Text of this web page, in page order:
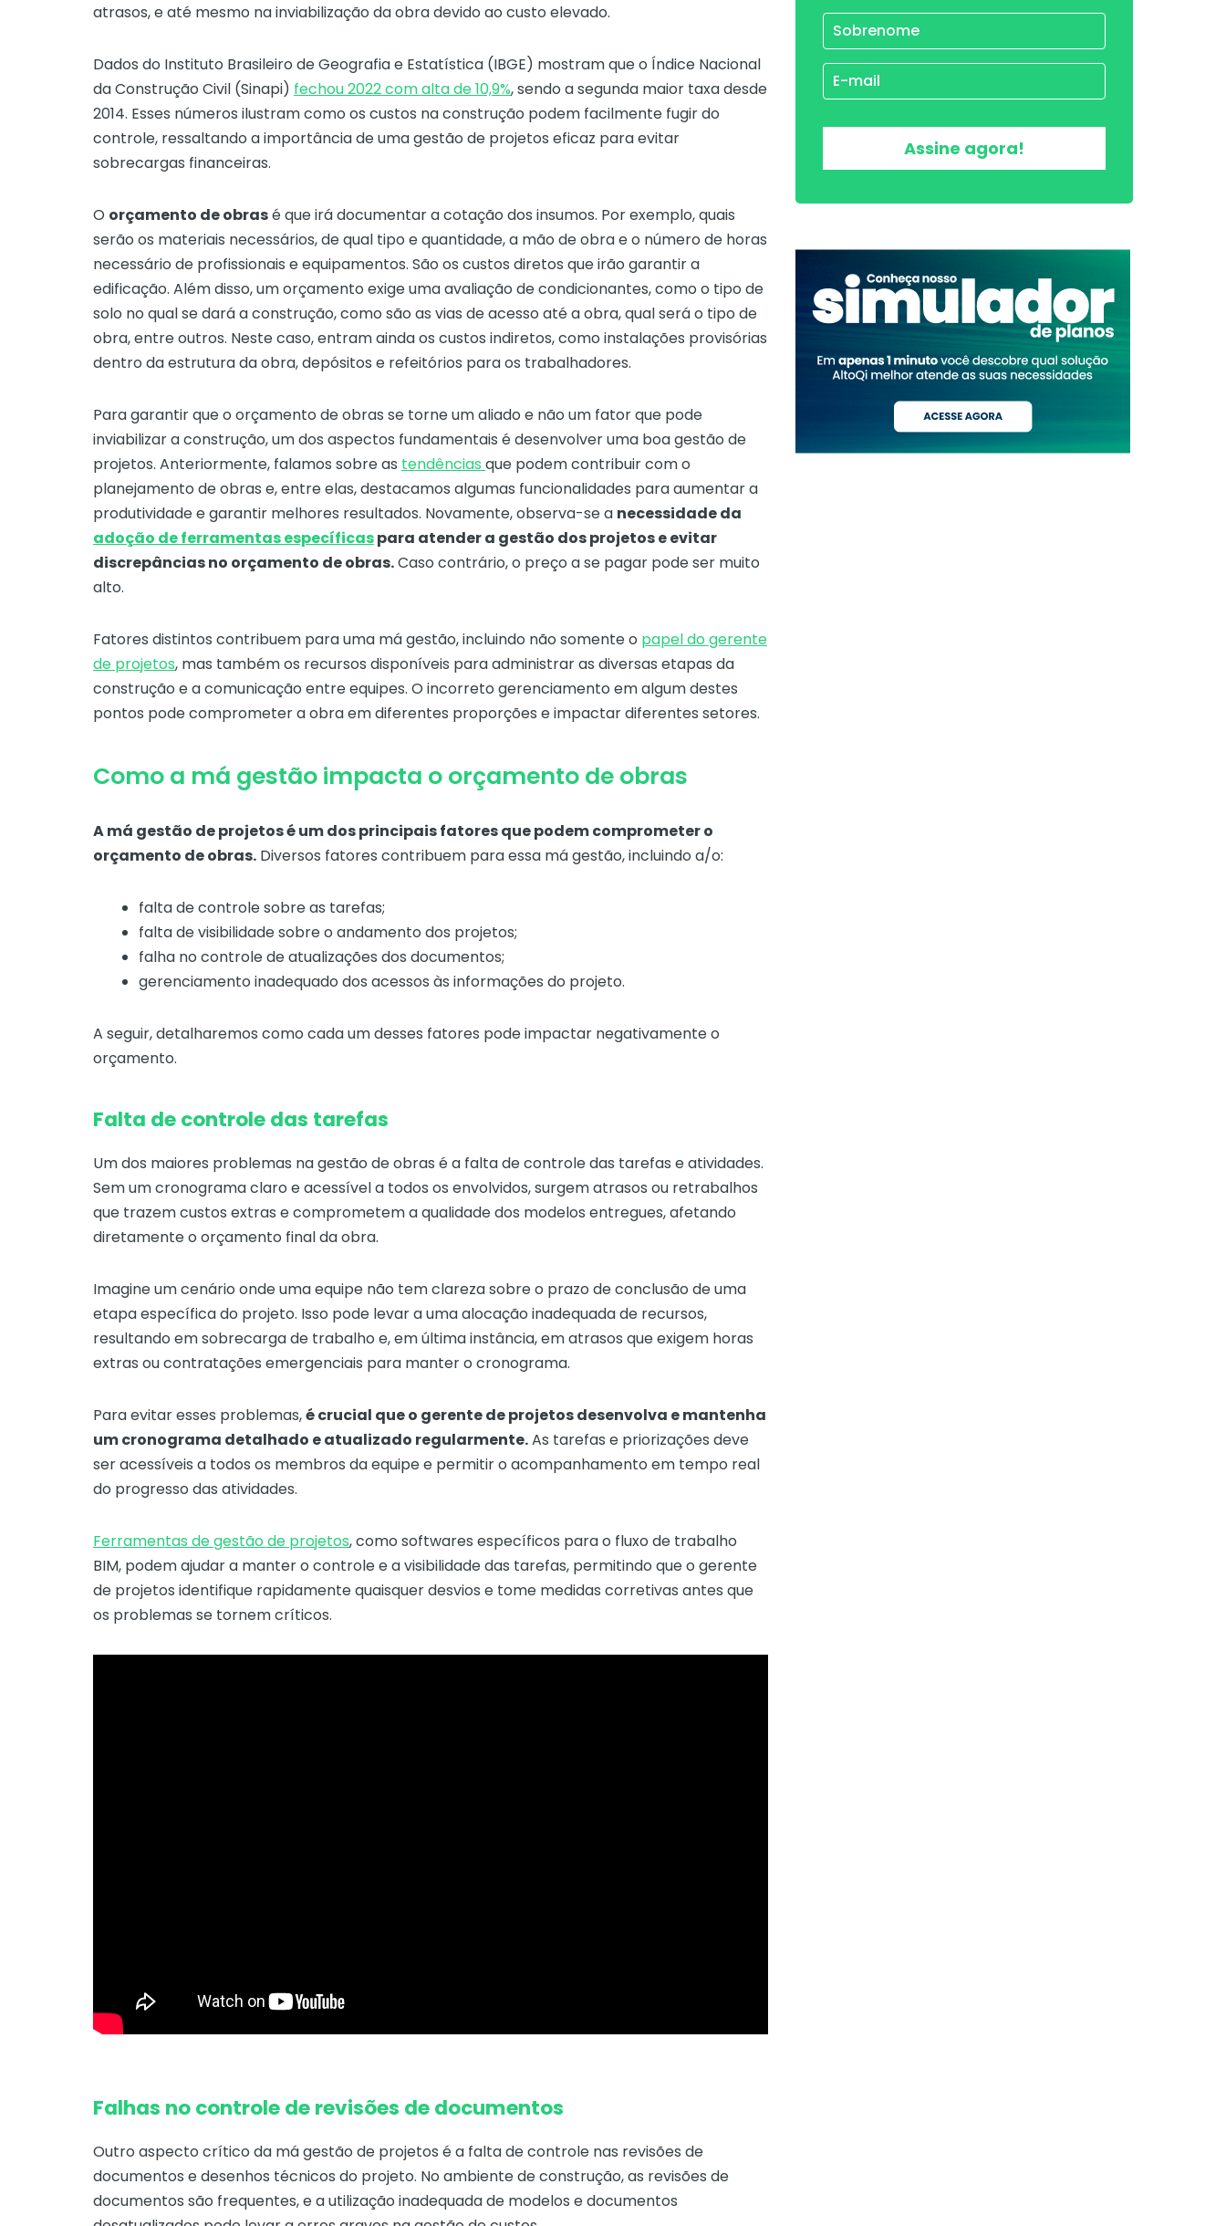
atrasos, e até mesmo na inviabilização da obra devido ao custo elevado.
Dados do Instituto Brasileiro de Geografia e Estatística (IBGE) mostram que o Índice Nacional
da Construção Civil (Sinapi) fechou 2022 com alta de 10,9%, sendo a segunda maior taxa desde
2014. Esses números ilustram como os custos na construção podem facilmente fugir do
controle, ressaltando a importância de uma gestão de projetos eficaz para evitar
sobrecargas financeiras.
O orçamento de obrasé que irá documentar a cotação dos insumos. Por exemplo, quais
serão os materiais necessários, de qual tipo e quantidade, a mão de obra e o número de horas
necessário de profissionais e equipamentos. São os custos diretos que irão garantir a
edificação. Além disso, um orçamento exige uma avaliação de condicionantes, como o tipo de
solo no qual se dará a construção, como são as vias de acesso até a obra, qual será o tipo de
obra, entre outros. Neste caso, entram ainda os custos indiretos, como instalações provisórias
dentro da estrutura da obra, depósitos e refeitórios para os trabalhadores.
Para garantir que o orçamento de obras se torne um aliado e não um fator que pode
inviabilizar a construção, um dos aspectos fundamentais é desenvolver uma boa gestão de
projetos. Anteriormente, falamos sobre as tendências que podem contribuir com o
planejamento de obras e, entre elas, destacamos algumas funcionalidades para aumentar a
produtividade e garantir melhores resultados. Novamente, observa-se a necessidade da
adoção de ferramentas específicaspara atender a gestão dos projetos e evitar
discrepâncias no orçamento de obras.Caso contrário, o preço a se pagar pode ser muito
alto.
Fatores distintos contribuem para uma má gestão, incluindo não somente o papel do gerente
de projetos, mas também os recursos disponíveis para administrar as diversas etapas da
construção e a comunicação entre equipes. O incorreto gerenciamento em algum destes
pontos pode comprometer a obra em diferentes proporções e impactar diferentes setores.
Como a má gestão impacta o orçamento de obras
A má gestão de projetos é um dos principais fatores que podem comprometer o
orçamento de obras. Diversos fatores contribuem para essa má gestão, incluindo a/o:
falta de controle sobre as tarefas;
falta de visibilidade sobre o andamento dos projetos;
falha no controle de atualizações dos documentos;
gerenciamento inadequado dos acessos às informações do projeto.
A seguir, detalharemos como cada um desses fatores pode impactar negativamente o
orçamento.
Falta de controle das tarefas
Um dos maiores problemas na gestão de obras é a falta de controle das tarefas e atividades.
Sem um cronograma claro e acessível a todos os envolvidos, surgem atrasos ou retrabalhos
que trazem custos extras e comprometem a qualidade dos modelos entregues, afetando
diretamente o orçamento final da obra.
Imagine um cenário onde uma equipe não tem clareza sobre o prazo de conclusão de uma
etapa específica do projeto. Isso pode levar a uma alocação inadequada de recursos,
resultando em sobrecarga de trabalho e, em última instância, em atrasos que exigem horas
extras ou contratações emergenciais para manter o cronograma.
Para evitar esses problemas,é crucial que o gerente de projetos desenvolva e mantenha
um cronograma detalhado e atualizado regularmente.As tarefas e priorizações deve
ser acessíveis a todos os membros da equipe e permitir o acompanhamento em tempo real
do progresso das atividades.
Ferramentas de gestão de projetos, como softwares específicos para o fluxo de trabalho
BIM, podem ajudar a manter o controle e a visibilidade das tarefas, permitindo que o gerente
de projetos identifique rapidamente quaisquer desvios e tome medidas corretivas antes que
os problemas se tornem críticos.
Falhas no controle de revisões de documentos
Outro aspecto crítico da má gestão de projetos é a falta de controle nas revisões de
documentos e desenhos técnicos do projeto. No ambiente de construção, as revisões de
documentos são frequentes, e a utilização inadequada de modelos e documentos